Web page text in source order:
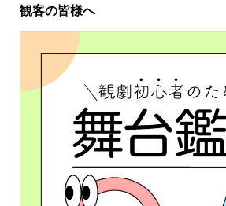
観客の皆様へ